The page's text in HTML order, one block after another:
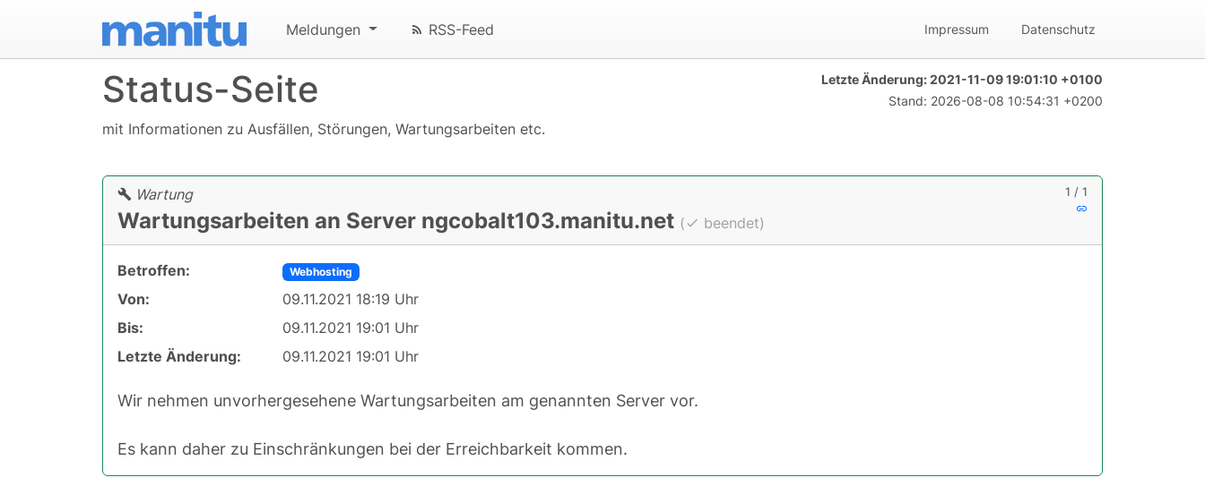
Meldungen RSS-Feed Impressum Datenschutz
Letzte Änderung:2021-11-09 19:01:10 +0100
Stand: 2026-08-08 10:54:31 +0200
Status-Seite
mit Informationen zu Ausfällen, Störungen, Wartungsarbeiten etc.
1 / 1
Wartung
Wartungsarbeiten an Server ngcobalt103.manitu.net ( beendet)
Betroffen: Webhosting
Von:
09.11.2021 18:19 Uhr
Bis:
09.11.2021 19:01 Uhr
Letzte Änderung:
09.11.2021 19:01 Uhr
Wir nehmen unvorhergesehene Wartungsarbeiten am genannten Server vor.
Es kann daher zu Einschränkungen bei der Erreichbarkeit kommen.